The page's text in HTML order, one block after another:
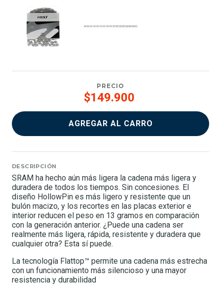
PRECIO
$149.900
AGREGAR AL CARRO
DESCRIPCIÓN
SRAM ha hecho aún más ligera la cadena más ligera y
duradera de todos los tiempos. Sin concesiones. El
diseño HollowPin es más ligero y resistente que un
bulón macizo, y los recortes en las placas exterior e
interior reducen el peso en 13 gramos en comparación
con la generación anterior. ¿Puede una cadena ser
realmente más ligera, rápida, resistente y duradera que
cualquier otra? Esta sí puede.
La tecnología Flattop™ permite una cadena más estrecha
con un funcionamiento más silencioso y una mayor
resistencia y durabilidad